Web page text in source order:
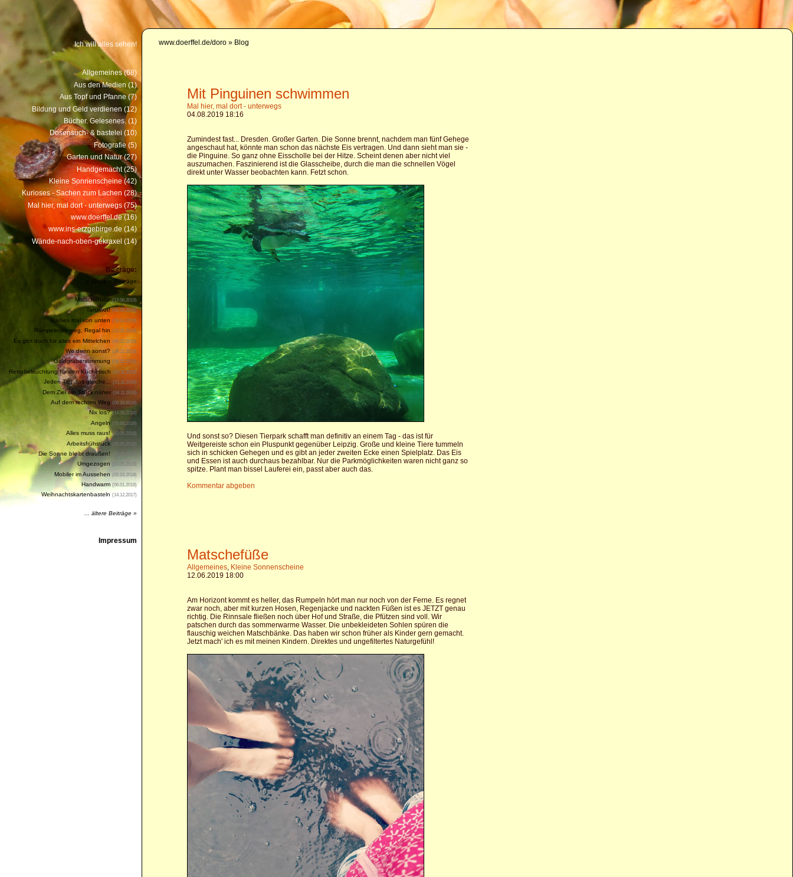
Ich will alles sehen!
Allgemeines (68)
Aus den Medien (1)
Aus Topf und Pfanne (7)
Bildung und Geld verdienen (12)
Bücher. Gelesenes. (1)
Dosensuch- & bastelei (10)
Fotografie (5)
Garten und Natur (27)
Handgemacht (25)
Kleine Sonnenscheine (42)
Kurioses - Sachen zum Lachen (28)
Mal hier, mal dort - unterwegs (75)
www.doerffel.de (16)
www.ins-erzgebirge.de (14)
Wände-nach-oben-gekraxel (14)
Beiträge:
« jüngere Beiträge
Matschefüße (12.06.2019)
Tanzwut!(01.05.2019)
Radies mal von unten (28.04.2019)
Rümpelecke weg, Regal hin (12.02.2019)
Es gibt doch für alles ein Mittelchen (08.02.2019)
Wo denn sonst? (29.12.2018)
Goldgräberstimmung (08.12.2018)
Retrobeleuchtung für den Küchetisch (29.11.2018)
Jeden Tag das gleiche... (21.11.2018)
Dem Ziel ein Stück näher (04.11.2018)
Auf dem rechten Weg (06.10.2018)
Nix los?(14.08.2018)
Angeln (05.08.2018)
Alles muss raus!(10.06.2018)
Arbeitsfrühstück (25.05.2018)
Die Sonne bleibt draußen! (10.05.2018)
Umgezogen (03.05.2018)
Mobiler im Aussehen (02.03.2018)
Handwarm (06.01.2018)
Weihnachtskartenbasteln (14.12.2017)
... ältere Beiträge »
Impressum
www.doerffel.de/doro » Blog
Mit Pinguinen schwimmen
Mal hier, mal dort - unterwegs
04.08.2019 18:16
Zumindest fast... Dresden. Großer Garten. Die Sonne brennt, nachdem man fünf Gehege
angeschaut hat, könnte man schon das nächste Eis vertragen. Und dann sieht man sie -
die Pinguine. So ganz ohne Eisscholle bei der Hitze. Scheint denen aber nicht viel
auszumachen. Faszinierend ist die Glasscheibe, durch die man die schnellen Vögel
direkt unter Wasser beobachten kann. Fetzt schon.
Und sonst so? Diesen Tierpark schafft man definitiv an einem Tag - das ist für
Weitgereiste schon ein Pluspunkt gegenüber Leipzig. Große und kleine Tiere tummeln
sich in schicken Gehegen und es gibt an jeder zweiten Ecke einen Spielplatz. Das Eis
und Essen ist auch durchaus bezahlbar. Nur die Parkmöglichkeiten waren nicht ganz so
spitze. Plant man bissel Lauferei ein, passt aber auch das.
Kommentar abgeben
Matschefüße
Allgemeines, Kleine Sonnenscheine
12.06.2019 18:00
Am Horizont kommt es heller, das Rumpeln hört man nur noch von der Ferne. Es regnet
zwar noch, aber mit kurzen Hosen, Regenjacke und nackten Füßen ist es JETZT genau
richtig. Die Rinnsale fließen noch über Hof und Straße, die Pfützen sind voll. Wir
patschen durch das sommerwarme Wasser. Die unbekleideten Sohlen spüren die
flauschig weichen Matschbänke. Das haben wir schon früher als Kinder gern gemacht.
Jetzt mach' ich es mit meinen Kindern. Direktes und ungefiltertes Naturgefühl!